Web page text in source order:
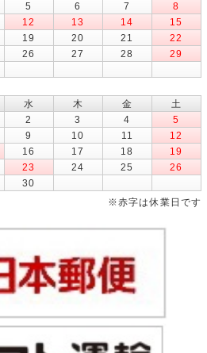
5 6 7
8
12 13 14
15
19 20 21
22
26 27 28
29
水 木 金
土
2 3 4
5
9 10 11
12
16 17 18
19
23 24 25
26
30
※赤字は休業日です